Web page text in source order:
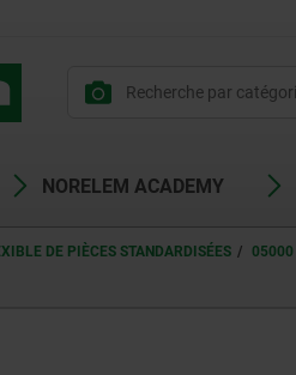
NORELEM ACADEMY
DE PIÈCES STANDARDISÉES 05000